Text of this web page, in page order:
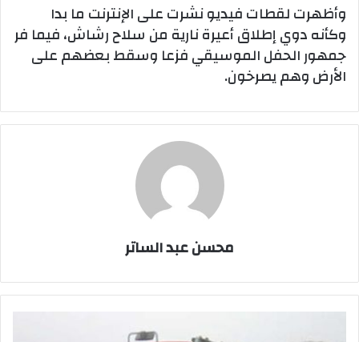
وأظهرت لقطات فيديو نشرت على الإنترنت ما بدا
وكأنه دوي إطلاق أعيرة نارية من سلاح رشاش، فيما فر
جمهور الحفل الموسيقي فزعا وسقط بعضهم على
الأرض وهم يصرخون.
محسن عبد الساتر